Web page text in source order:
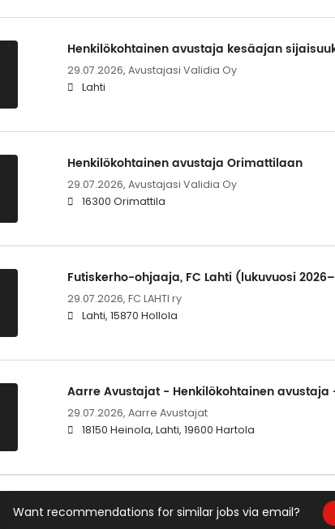
Henkilökohtainen avustaja kesäajan
29.07.2026, Avustajasi Validia Oy
Lahti
Henkilökohtainen avustaja Orimattilaan
29.07.2026, Avustajasi Validia Oy
16300 Orimattila
Futiskerho-ohjaaja, FC Lahti (lukuvuosi
29.07.2026, FC LAHTI ry
Lahti, 15870 Hollola
Aarre Avustajat - Henkilökohtainen
29.07.2026, Aarre Avustajat
18150 Heinola, Lahti, 19600 Hartola
Want recommendations for similar jobs via email?